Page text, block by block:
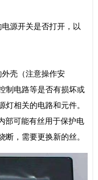
源开关是否打开，以
壳（注意操作安
制电路等是否有损坏或
灯相关的电路和元件。
部可能有丝用于保护电
断，需要更换新的丝。